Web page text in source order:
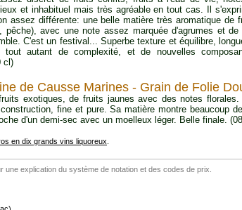
et inhabituel mais très agréable en tout cas. Il
assez différente: une belle matière très aromatique de
pêche), avec une note assez marquée d'agrumes et de
C'est un festival... Superbe texture et équilibre,
tout autant de complexité, et de nouvelles
cl)
de Causse Marines - Grain de Folie
exotiques, de fruits jaunes avec des notes
fine et pure. Sa matière montre beaucoup
d'un demi-sec avec un moelleux léger. Belle finale.
en dix grands vins liquoreux
une explication du système de notation et des codes de prix.